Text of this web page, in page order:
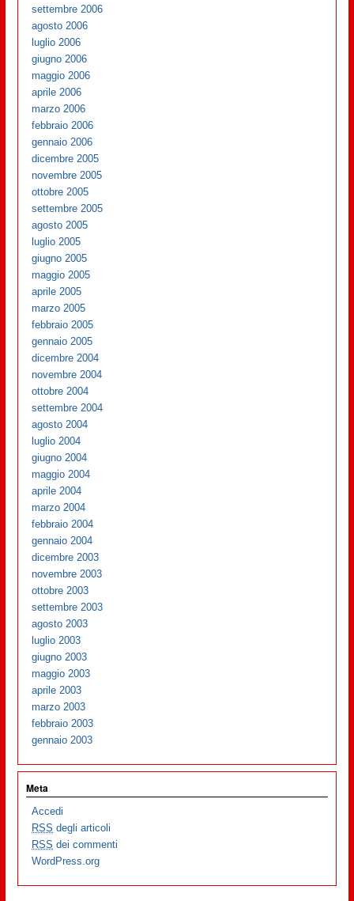
settembre 2006
agosto 2006
luglio 2006
giugno 2006
maggio 2006
aprile 2006
marzo 2006
febbraio 2006
gennaio 2006
dicembre 2005
novembre 2005
ottobre 2005
settembre 2005
agosto 2005
luglio 2005
giugno 2005
maggio 2005
aprile 2005
marzo 2005
febbraio 2005
gennaio 2005
dicembre 2004
novembre 2004
ottobre 2004
settembre 2004
agosto 2004
luglio 2004
giugno 2004
maggio 2004
aprile 2004
marzo 2004
febbraio 2004
gennaio 2004
dicembre 2003
novembre 2003
ottobre 2003
settembre 2003
agosto 2003
luglio 2003
giugno 2003
maggio 2003
aprile 2003
marzo 2003
febbraio 2003
gennaio 2003
Meta
Accedi
RSS degli articoli
RSS dei commenti
WordPress.org